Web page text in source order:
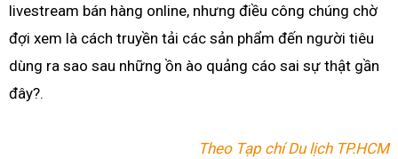
livestream bán hàng online, nhưng điều công chúng chờ
đợi xem là cách truyền tải các sản phẩm đến người tiêu
dùng ra sao sau những ồn ào quảng cáo sai sự thật gần
đây?.
Theo Tạp chí Du lịch TP.HCM